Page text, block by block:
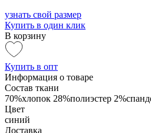
узнать свой размер
Купить в один клик
В корзину
Купить в опт
Информация о товаре
Состав ткани
70%хлопок 28%полиэстер
Цвет
синий
Доставка